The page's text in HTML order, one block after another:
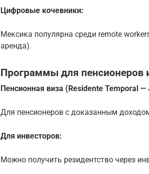
Цифровые кочевники:
Мексика популярна среди remote
аренда).
Программы для пенсионеров
Пенсионная виза (Residente Temporal —
Для пенсионеров с доказанным
Для инвесторов:
Можно получить резидентство через